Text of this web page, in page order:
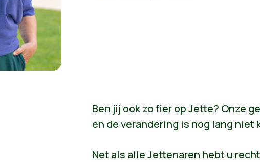
Ben jij ook zo fier op Jette? Onze
en de verandering is nog lang niet
Net als alle Jettenaren hebt u